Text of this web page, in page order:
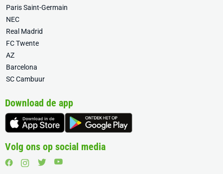
Paris Saint-Germain
NEC
Real Madrid
FC Twente
AZ
Barcelona
SC Cambuur
Download de app
Volg ons op social media